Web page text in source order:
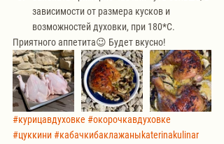
зависимости от размера кусков и
возможностей духовки, при 180*С.
Приятного аппетита😉 Будет вкусно!
#курицавдуховке #окорочкавдуховке
#цуккини#кабачкибаклажаныkaterinakulinar